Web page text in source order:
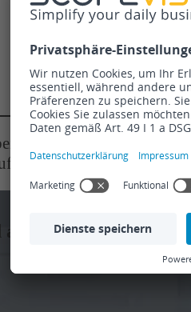
bei Scopevisio. Im